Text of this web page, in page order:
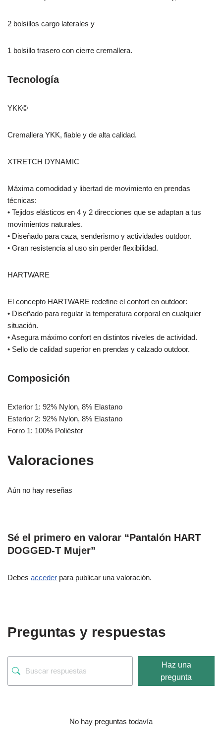
2 bolsillos cargo laterales y
1 bolsillo trasero con cierre cremallera.
Tecnología
YKK©
Cremallera YKK, fiable y de alta calidad.
XTRETCH DYNAMIC
Máxima comodidad y libertad de movimiento en prendas
técnicas:
• Tejidos elásticos en 4 y 2 direcciones que se adaptan a tus
movimientos naturales.
• Diseñado para caza, senderismo y actividades outdoor.
• Gran resistencia al uso sin perder flexibilidad.
HARTWARE
El concepto HARTWARE redefine el confort en outdoor:
• Diseñado para regular la temperatura corporal en cualquier
situación.
• Asegura máximo confort en distintos niveles de actividad.
• Sello de calidad superior en prendas y calzado outdoor.
Composición
Exterior 1: 92% Nylon, 8% Elastano
Esterior 2: 92% Nylon, 8% Elastano
Forro 1: 100% Poliéster
Valoraciones
Aún no hay reseñas
Sé el primero en valorar “Pantalón HART
DOGGED-T Mujer”
Debes acceder para publicar una valoración.
Preguntas y respuestas
Haz una
pregunta
No hay preguntas todavía